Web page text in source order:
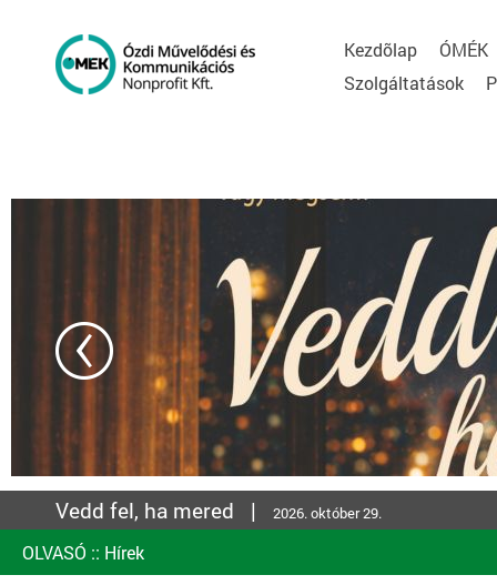
Kezdõlap
ÓMÉK
Szolgáltatások
Vedd fel, ha mered | 2026. október 29.
OLVASÓ :: Hírek